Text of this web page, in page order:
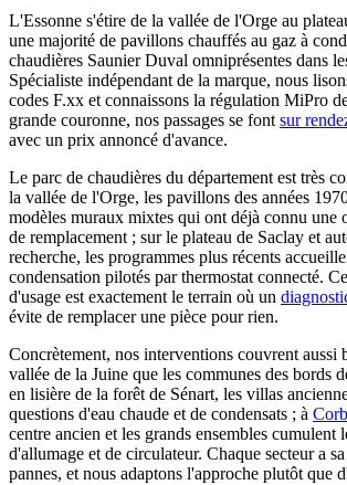
L'Essonne s'étire de la vallée de l'Orge au
une majorité de pavillons chauffés au gaz à
chaudières Saunier Duval omniprésentes dans
Spécialiste indépendant de la marque, nous
codes F.xx et connaissons la régulation MiPro
grande couronne, nos passages se font sur
avec un prix annoncé d'avance.
Le parc de chaudières du département est très
la vallée de l'Orge, les pavillons des années
modèles muraux mixtes qui ont déjà connu une
de remplacement ; sur le plateau de Saclay et
recherche, les programmes plus récents
condensation pilotés par thermostat connecté.
d'usage est exactement le terrain où un
évite de remplacer une pièce pour rien.
Concrètement, nos interventions couvrent aussi
vallée de la Juine que les communes des bords
en lisière de la forêt de Sénart, les villas
questions d'eau chaude et de condensats ; à
centre ancien et les grands ensembles cumulent
d'allumage et de circulateur. Chaque secteur a
pannes, et nous adaptons l'approche plutôt que